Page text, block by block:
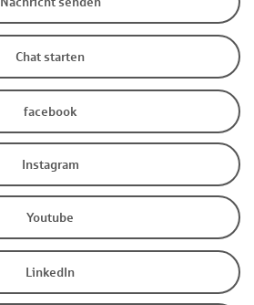
Chat starten
facebook
Instagram
Youtube
LinkedIn